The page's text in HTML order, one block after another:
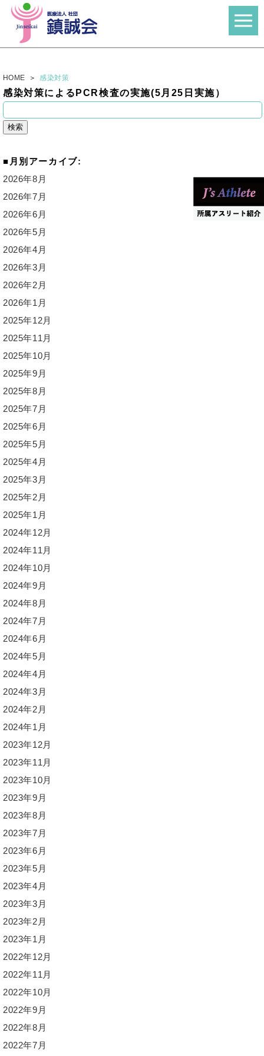
HOME 感染対策
感染対策によるPCR検査の実施(5月25日実施）
索:
月別アーカイブ:
2026年8月
2026年7月
2026年6月
2026年5月
2026年4月
2026年3月
2026年2月
2026年1月
2025年12月
2025年11月
2025年10月
2025年9月
2025年8月
2025年7月
2025年6月
2025年5月
2025年4月
2025年3月
2025年2月
2025年1月
2024年12月
2024年11月
2024年10月
2024年9月
2024年8月
2024年7月
2024年6月
2024年5月
2024年4月
2024年3月
2024年2月
2024年1月
2023年12月
2023年11月
2023年10月
2023年9月
2023年8月
2023年7月
2023年6月
2023年5月
2023年4月
2023年3月
2023年2月
2023年1月
2022年12月
2022年11月
2022年10月
2022年9月
2022年8月
2022年7月